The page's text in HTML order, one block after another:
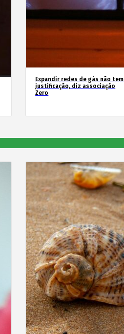
Expandir redes de gás não tem
justificação, diz associação
Zero